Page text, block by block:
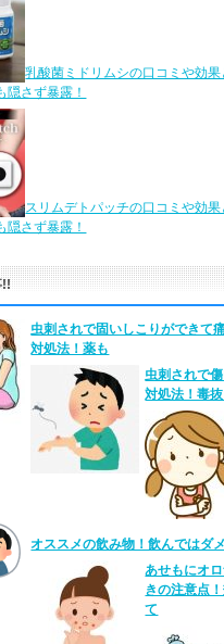
乳酸菌ミドリムシの口コミや効
隠さず暴露！
スリムデトパッチの口コミや効
隠さず暴露！
!!
虫刺されで固いしこりができて
対処法！薬も
虫刺されで
対処法！毒
オススメの飲み物！飲んではダ
あせもにオ
きの注意点
て